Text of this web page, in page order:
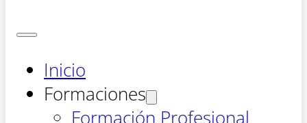
Inicio
Formaciones
Formación Profesional